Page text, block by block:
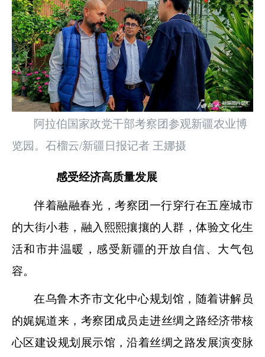
阿拉伯国家政党干部考察团参观新疆农业博
览园。石榴云/新疆日报记者 王娜摄
感受经济高质量发展
伴着融融春光，考察团一行穿行在五座城市
的大街小巷，融入熙熙攘攘的人群，体验文化生
活和市井温暖，感受新疆的开放自信、大气包
容。
在乌鲁木齐市文化中心规划馆，随着讲解员
的娓娓道来，考察团成员走进丝绸之路经济带核
心区建设规划展示馆，沿着丝绸之路发展演变脉